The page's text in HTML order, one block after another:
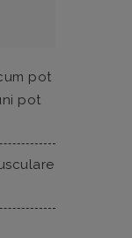
pot
pot